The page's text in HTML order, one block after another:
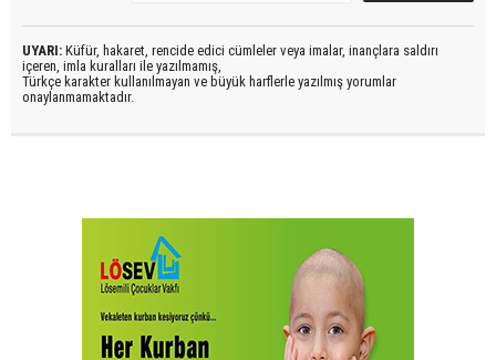
UYARI: Küfür, hakaret, rencide edici cümleler veya imalar, inançlara saldırı
içeren, imla kuralları ile yazılmamış,
Türkçe karakter kullanılmayan ve büyük harflerle yazılmış yorumlar
onaylanmamaktadır.